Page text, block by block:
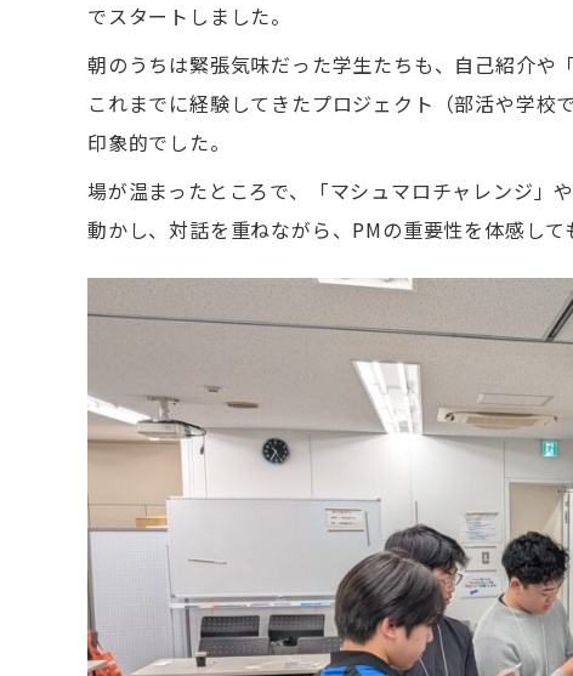
でスタートしました。
朝のうちは緊張気味だった学生たちも、自己紹介や
これまでに経験してきたプロジェクト（部活や学
印象的でした。
場が温まったところで、「マシュマロチャレンジ」
動かし、対話を重ねながら、PMの重要性を体感して